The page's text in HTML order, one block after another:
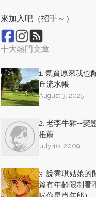
來加入吧（招手～）
十大熱門文章
1. 氣質原來我也
丘流水帳
August 3, 2025
2. 老李牛雜--變
推薦
July 16, 2009
3. 說喬琪姑娘的
篇有年齡限制看